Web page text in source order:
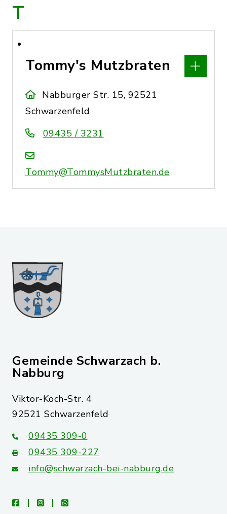
T
Tommy's Mutzbraten
Nabburger Str. 15, 92521
Schwarzenfeld
09435 / 3231
Tommy@TommysMutzbraten.de
Gemeinde Schwarzach b.
Nabburg
Viktor-Koch-Str. 4
92521 Schwarzenfeld
09435 309-0
09435 309-227
info@schwarzach-bei-nabburg.de
facebookinstagramwhatsapp